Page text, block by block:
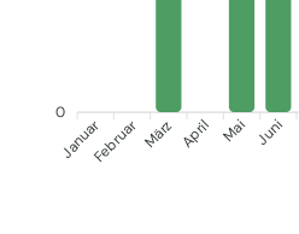
0
JanuarFebruar März April Mai Juni